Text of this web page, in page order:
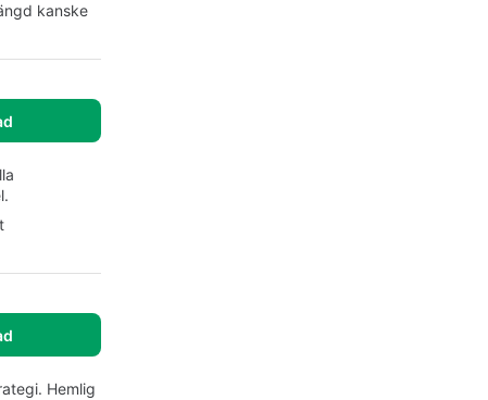
kanske
Hemlig